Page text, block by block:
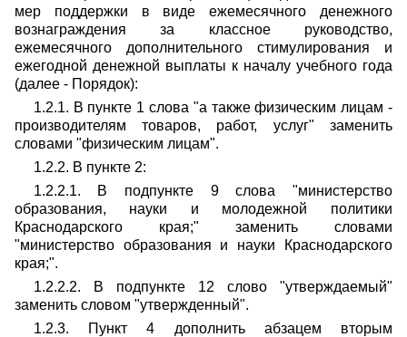
мер поддержки в виде ежемесячного денежного
вознаграждения за классное руководство,
ежемесячного дополнительного стимулирования и
ежегодной денежной выплаты к началу учебного года
(далее - Порядок):
1.2.1. В пункте 1 слова "а также физическим лицам -
производителям товаров, работ, услуг" заменить
словами "физическим лицам".
1.2.2. В пункте 2:
1.2.2.1. В подпункте 9 слова "министерство
образования, науки и молодежной политики
Краснодарского края;" заменить словами
"министерство образования и науки Краснодарского
края;".
1.2.2.2. В подпункте 12 слово "утверждаемый"
заменить словом "утвержденный".
1.2.3. Пункт 4 дополнить абзацем вторым